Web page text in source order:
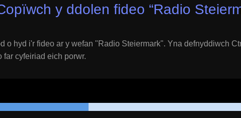
y ddolen fideo “Radio
o hyd i'r fideo ar y wefan "Radio Steiermark". Yna defnyddiwch
far cyfeiriad eich porwr.